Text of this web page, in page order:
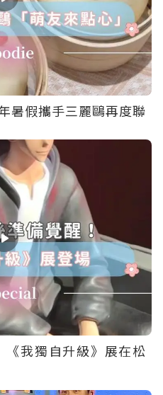
暑假攜手三麗鷗再度聯
我獨自升級》展在松